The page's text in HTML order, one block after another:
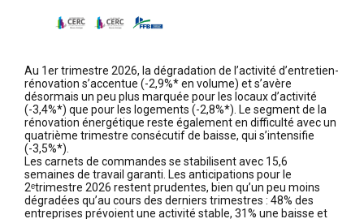
Au 1er trimestre 2026, la dégradation de l’activité d’entretien-
rénovation s’accentue (-2,9%* en volume) et s’avère
désormais un peu plus marquée pour les locaux d’activité
(-3,4%*) que pour les logements (-2,8%*). Le segment de la
rénovation énergétique reste également en difficulté avec un
quatrième trimestre consécutif de baisse, qui s’intensifie
(-3,5%*).
Les carnets de commandes se stabilisent avec 15,6
semaines de travail garanti. Les anticipations pour le
2ᵉtrimestre 2026 restent prudentes, bien qu’un peu moins
dégradées qu’au cours des derniers trimestres : 48% des
entreprises prévoient une activité stable, 31% une baisse et